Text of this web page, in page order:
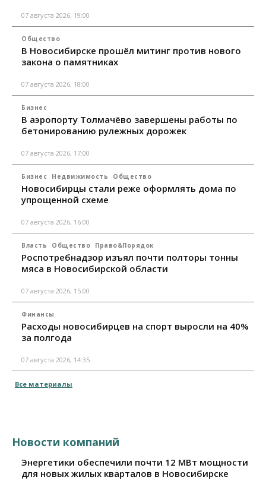
07 августа 2026, 19:00
Общество
В Новосибирске прошёл митинг против нового
закона о памятниках
07 августа 2026, 18:00
Бизнес
В аэропорту Толмачёво завершены работы по
бетонированию рулежных дорожек
07 августа 2026, 17:00
Бизнес Недвижимость Общество
Новосибирцы стали реже оформлять дома по
упрощенной схеме
07 августа 2026, 16:00
Власть Общество Право&Порядок
Роспотребнадзор изъял почти полторы тонны
мяса в Новосибирской области
07 августа 2026, 15:00
Финансы
Расходы новосибирцев на спорт выросли на 40%
за полгода
07 августа 2026, 14:35
Все материалы
Новости компаний
Энергетики обеспечили почти 12 МВт мощности
для новых жилых кварталов в Новосибирске